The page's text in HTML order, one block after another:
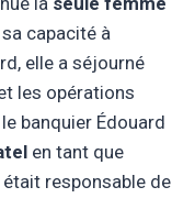
capacité à
elle a séjourné
les opérations
banquier Édouard
en tant que
responsable de